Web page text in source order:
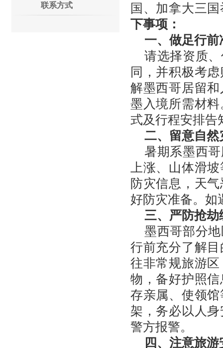
联系方式
国、加拿大三
下事项：
一、做足行前
请选择资质
同，并积极考
解墨西哥居留
墨入境所需材
式及行程安排告
二、留意自然
暑期系墨西
上涨、山体滑
防灾信息，天
好防灾准备。如
三、严防抢劫
墨西哥部分
行前充分了解
往非常规旅游
物，备好护照
存亲属、使领
架，务必以人
警方报警。
四、注意旅游